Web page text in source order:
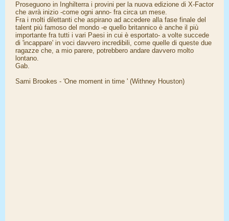
Proseguono in Inghilterra i provini per la nuova edizione di X-Factor
che avrà inizio -come ogni anno- fra circa un mese.
Fra i molti dilettanti che aspirano ad accedere alla fase finale del
talent più famoso del mondo -e quello britannico è anche il più
importante fra tutti i vari Paesi in cui è esportato- a volte succede
di 'incappare' in voci davvero incredibili, come quelle di queste due
ragazze che, a mio parere, potrebbero andare davvero molto
lontano.
Gab.
Sami Brookes - 'One moment in time ' (Withney Houston)